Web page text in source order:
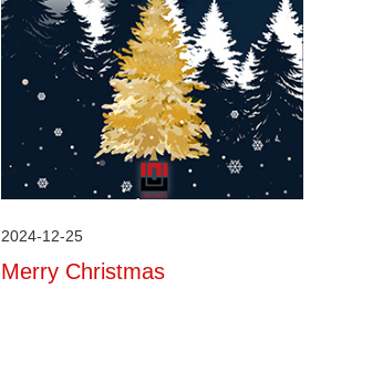
2024-12-25
Merry Christmas